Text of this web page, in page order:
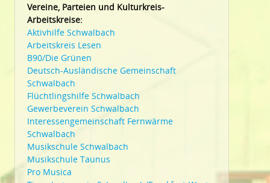
Vereine, Parteien und Kulturkreis-
Arbeitskreise:
Aktivhilfe Schwalbach
Arbeitskreis Lesen
B90/Die Grünen
Deutsch-Ausländische Gemeinschaft
Schwalbach
Flüchtlingshilfe Schwalbach
Gewerbeverein Schwalbach
Interessengemeinschaft Fernwärme
Schwalbach
Musikschule Schwalbach
Musikschule Taunus
Pro Musica